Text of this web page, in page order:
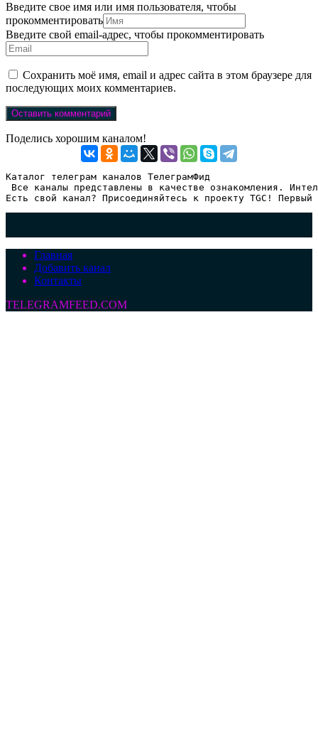
Введите свое имя или имя пользователя, чтобы
прокомментировать
Введите свой email-адрес, чтобы прокомментировать
Сохранить моё имя, email и адрес сайта в этом браузере для
последующих моих комментариев.
Поделись хорошим каналом!
Каталог телеграм каналов ТелеграмФид
Все каналы представлены в качестве ознакомления.
Есть свой канал? Присоединяйтесь к проекту TGC!
Главная
Добавить канал
Контакты
TELEGRAMFEED.COM